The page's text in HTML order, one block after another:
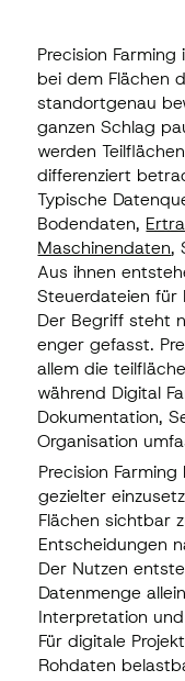
Precision
bei dem Flächen
standortgenau
ganzen Schlag
werden
differenziert
Typische
Bodendaten,
Maschinendaten,
Aus ihnen
Steuerdateien für
Der Begriff steht
enger gefasst.
allem die
während Digital
Dokumentation,
Organisation
Precision
gezielter
Flächen sichtbar
Entscheidungen
Der Nutzen
Datenmenge
Interpretation
Für digitale
Rohdaten